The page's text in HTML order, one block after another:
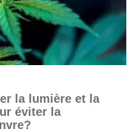
la lumière et la
éviter la